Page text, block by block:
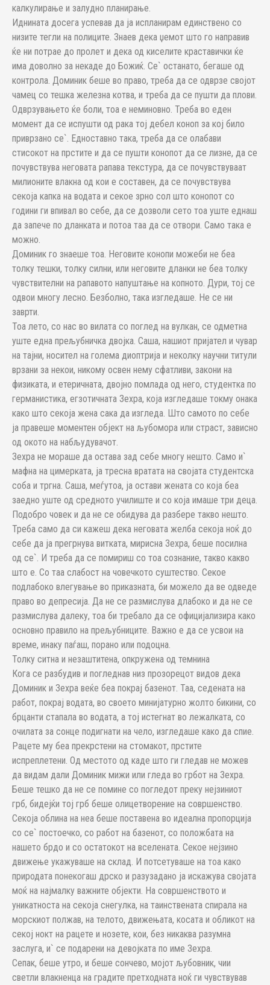
калкулирање и залудно планирање.
Иднината досега успевав да ја испланирам единствено со
низите тегли на полиците. Знаев дека џемот што го направив
ќе ни потрае до пролет и дека од киселите краставички ќе
има доволно за некаде до Божиќ. Се` останато, бегаше од
контрола. Доминик беше во право, треба да се одврзе својот
чамец со тешка железна котва, и треба да се пушти да плови.
Одврзувањето ќе боли, тоа е неминовно. Треба во еден
момент да се испушти од рака тој дебел коноп за кој било
приврзано се`. Едноставно така, треба да се олабави
стисокот на прстите и да се пушти конопот да се лизне, да се
почувствува неговата рапава текстура, да се почувствуваат
милионите влакна од кои е составен, да се почувствува
секоја капка на водата и секое зрно сол што конопот со
години ги впивал во себе, да се дозволи сето тоа уште еднаш
да запече по дланката и потоа таа да се отвори. Само така е
можно.
Доминик го знаеше тоа. Неговите конопи можеби не беа
толку тешки, толку силни, или неговите дланки не беа толку
чувствителни на рапавото напуштање на копното. Дури, тој се
одвои многу лесно. Безболно, така изгледаше. Не се ни
заврти.
Тоа лето, со нас во вилата со поглед на вулкан, се одметна
уште една прељубничка двојка. Саша, нашиот пријател и чувар
на тајни, носител на голема диоптрија и неколку научни титули
врзани за некои, никому освен нему сфатливи, закони на
физиката, и етеричната, двојно помлада од него, студентка по
германистика, егзотичната Зехра, која изгледаше токму онака
како што секоја жена сака да изгледа. Што самото по себе
ја правеше моментен објект на љубомора или страст, зависно
од окото на набљудувачот.
Зехра не мораше да остава зад себе многу нешто. Само и`
мафна на цимерката, ја тресна вратата на својата студентска
соба и тргна. Саша, меѓутоа, ја остави жената со која беа
заедно уште од средното училиште и со која имаше три деца.
Подобро човек и да не се обидува да разбере такво нешто.
Треба само да си кажеш дека неговата желба секоја ноќ до
себе да ја прегрнува витката, мирисна Зехра, беше посилна
од се`. И треба да се помириш со тоа сознание, такво какво
што е. Со таа слабост на човечкото суштество. Секое
подлабоко влегување во приказната, би можело да ве одведе
право во депресија. Да не се размислува длабоко и да не се
размислува далеку, тоа би требало да се официјализира како
основно правило на прељубниците. Важно е да се усвои на
време, инаку паѓаш, порано или подоцна.
Толку ситна и незаштитена, опкружена од темнина
Кога се разбудив и погледнав низ прозорецот видов дека
Доминик и Зехра веќе беа покрај базенот. Таа, седената на
работ, покрај водата, во своето минијатурно жолто бикини, со
брцанти стапала во водата, а тој истегнат во лежалката, со
очилата за сонце подигнати на чело, изгледаше како да спие.
Рацете му беа прекрстени на стомакот, прстите
испреплетени. Од местото од каде што ги гледав не можев
да видам дали Доминик мижи или гледа во грбот на Зехра.
Беше тешко да не се помине со погледот преку нејзиниот
грб, бидејќи тој грб беше олицетворение на совршенство.
Секоја облина на неа беше поставена во идеална пропорција
со се` постоечко, со работ на базенот, со положбата на
нашето брдо и со остатокот на вселената. Секое нејзино
движење укажуваше на склад. И потсетуваше на тоа како
природата понекогаш дрско и разузадано ја искажува својата
моќ на најмалку важните објекти. На совршенството и
уникатноста на секоја снегулка, на таинствената спирала на
морскиот полжав, на телото, движењата, косата и обликот на
секој нокт на рацете и нозете, кои, без никаква разумна
заслуга, и` се подарени на девојката по име Зехра.
Сепак, беше утро, и беше сончево, мојот љубовник, чии
светли влакненца на градите претходната ноќ ги чувствував